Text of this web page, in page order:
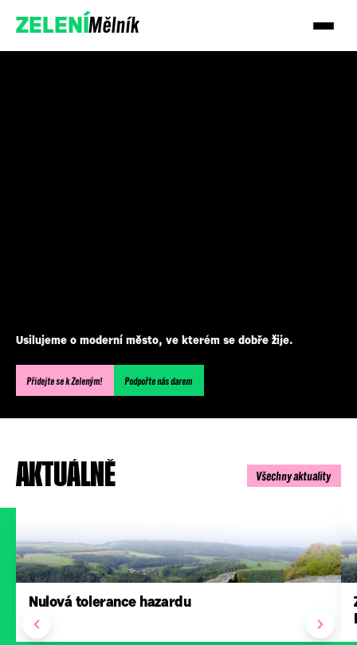
ZELENÍMělník
Usilujeme o moderní město, ve kterém se dobře žije.
Přidejte se k Zeleným! Podpořte nás darem
AKTUÁLNĚ Všechny aktuality
Nulová tolerance hazardu